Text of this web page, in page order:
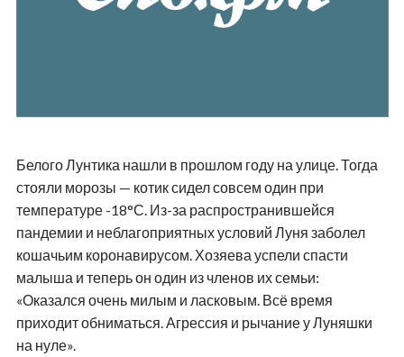
Белого Лунтика нашли в прошлом году на улице. Тогда
стояли морозы — котик сидел совсем один при
температуре -18°С. Из-за распространившейся
пандемии и неблагоприятных условий Луня заболел
кошачьим коронавирусом. Хозяева успели спасти
малыша и теперь он один из членов их семьи:
«Оказался очень милым и ласковым. Всё время
приходит обниматься. Агрессия и рычание у Луняшки
на нуле».